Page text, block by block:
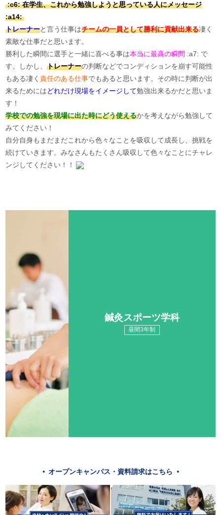
:c6: 在学生、これから勉強しようと思っている人にメッセージ
:a14:
トレーナーと言う仕事はチームの一員として勝利に貢献出来る凄く
素敵な仕事だと思います。
勝利した瞬間に選手と一緒に喜べる事は本当に最高の瞬間 :a7: で
す。しかし、トレーナーの判断などでコンディションを崩す可能性
もある凄く責任のある仕事でもあると思います。その時に判断が出
来るためにはどれだけ現場をイメージして勉強出来るかだと思いま
す！
学校での勉強を現場に出た時にどう使えるかを考えながら勉強して
みてください！
自分自身もまだまだこれから色々なことを吸収して成長し、挑戦を
続けていきます。みなさんもたくさん吸収して色々なことにチャレ
ンジしてください！！
鍼灸スポーツ学科
昼間3年制
オープンキャンパス・資料請求はこちら